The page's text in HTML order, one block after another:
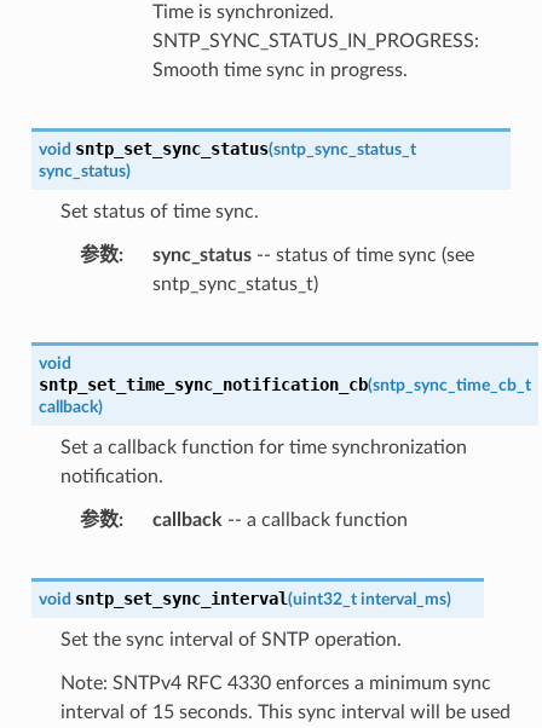
Time is synchronized.
SNTP_SYNC_STATUS_IN_PROGRESS:
Smooth time sync in progress.
void sntp_set_sync_status(sntp_sync_status_t
sync_status)
Set status of time sync.
参数 sync_status-- status of time sync (see
sntp_sync_status_t)
void
sntp_set_time_sync_notification_cb(sntp_sync_time_cb_t
callback)
Set a callback function for time synchronization
notification.
参数 callback -- a callback function
void sntp_set_sync_interval(uint32_t interval_ms)
Set the sync interval of SNTP operation.
Note: SNTPv4 RFC 4330 enforces a minimum sync
interval of 15 seconds. This sync interval will be used